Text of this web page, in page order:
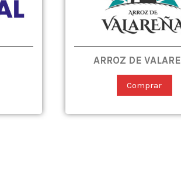
ARROZ DE
Comprar